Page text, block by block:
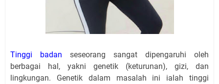
Tinggi badan seseorang sangat dipengaruhi oleh
berbagai hal, yakni genetik (keturunan), gizi, dan
lingkungan. Genetik dalam masalah ini ialah tinggi